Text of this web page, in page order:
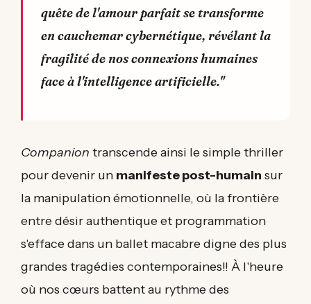
quête de l'amour parfait se transforme
en cauchemar cybernétique, révélant la
fragilité de nos connexions humaines
face à l'intelligence artificielle."
Companion transcende ainsi le simple thriller
pour devenir un manifeste post-humain sur
la manipulation émotionnelle, où la frontière
entre désir authentique et programmation
s'efface dans un ballet macabre digne des plus
grandes tragédies contemporaines!! À l'heure
où nos cœurs battent au rythme des